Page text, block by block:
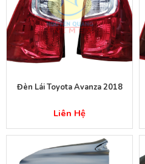
Đèn Lái Toyota Avanza 2018
Liên Hệ